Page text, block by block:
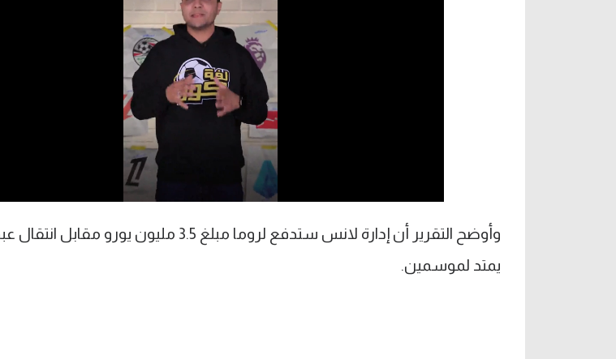
وأوضح التقرير أن إدارة لانس ستدفع لروما مبلغ 3.5 مليون
يمتد لموسمين.